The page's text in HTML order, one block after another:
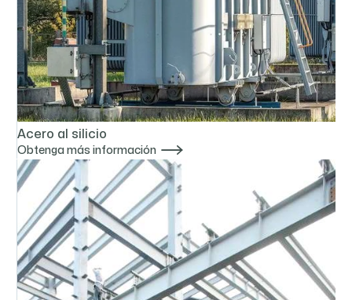
Acero al silicio
Obtenga más información 